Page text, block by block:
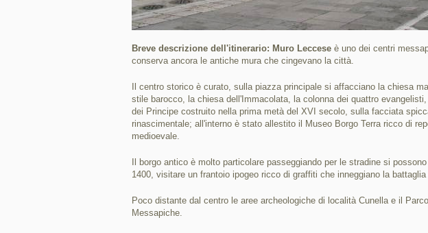
Breve descrizione dell'itinerario: Muro Leccese è uno dei centri
conserva ancora le antiche mura che cingevano la città.
Il centro storico è curato, sulla piazza principale si affacciano la chiesa
stile barocco, la chiesa dell'Immacolata, la colonna dei quattro
dei Principe costruito nella prima metà del XVI secolo, sulla facciata
rinascimentale; all'interno è stato allestito il Museo Borgo Terra ricco di
medioevale.
Il borgo antico è molto particolare passeggiando per le stradine si
1400, visitare un frantoio ipogeo ricco di graffiti che inneggiano la battaglia
Poco distante dal centro le aree archeologiche di località Cunella e il
Messapiche.